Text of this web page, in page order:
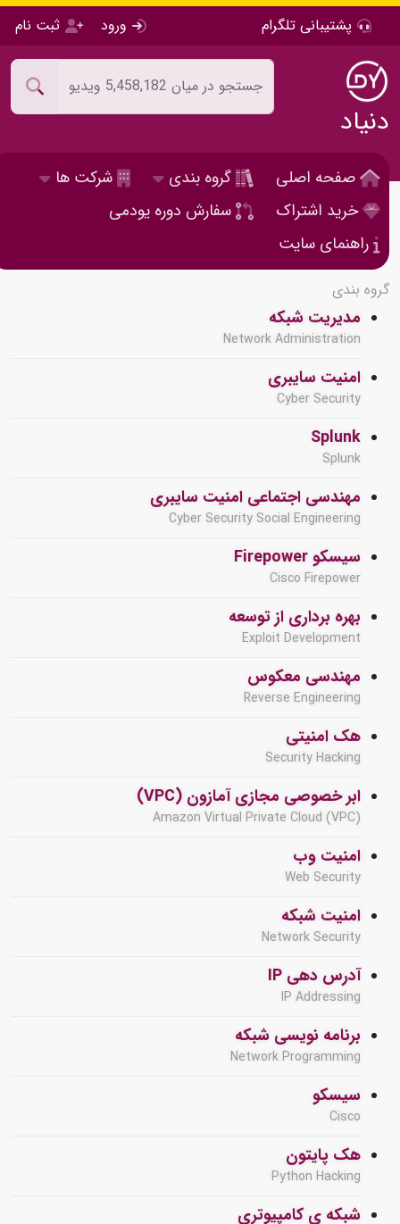
پشتیبانی تلگرام ورود ثبت نام
دنیاد
صفحه اصلی گروه بندی
شرکت ها
خرید اشتراک
سفارش دوره یودمی
راهنمای سایت
گروه بندی
مدیریت شبکه
Network Administration
امنیت سایبری
Cyber Security
Splunk
Splunk
مهندسی اجتماعی امنیت سایبری
Cyber Security Social Engineering
سیسکو Firepower
Cisco Firepower
بهره برداری از توسعه
Exploit Development
مهندسی معکوس
Reverse Engineering
هک امنیتی
Security Hacking
ابر خصوصی مجازی آمازون (VPC)
Amazon Virtual Private Cloud (VPC)
امنیت وب
Web Security
امنیت شبکه
Network Security
آدرس دهی IP
IP Addressing
برنامه نویسی شبکه
Network Programming
سیسکو
Cisco
هک پایتون
Python Hacking
شبکه ی کامپیوتری